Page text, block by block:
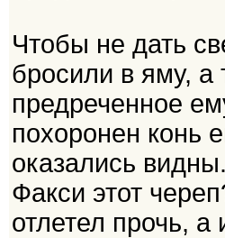
Чтобы не дать
бросили в яму, а
предреченное
похоронен конь
оказались
Факси этот
отлетел прочь,